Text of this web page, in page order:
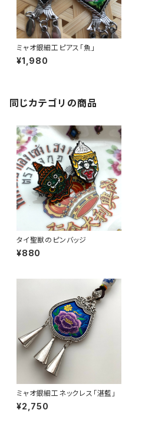
ミャオ銀細工ピアス「魚」
¥1,980
同じカテゴリの商品
タイ聖獣のピンバッジ
¥880
ミャオ銀細工ネックレス「湛藍」
¥2,750